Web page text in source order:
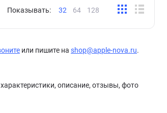
Показывать: 32 64 128
или пишите на shop@apple-nova.ru.
описание, отзывы, фото